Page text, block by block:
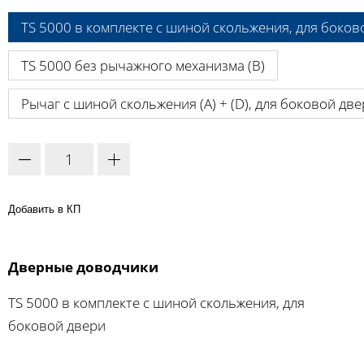
TS 5000 в комплекте с шиной скольжения, для
TS 5000 без рычажного механизма (B)
Рычаг с шиной скольжения (A) + (D), для боковой
Добавить в КП
Дверные доводчики
TS 5000 в комплекте с шиной скольжения, для
боковой двери